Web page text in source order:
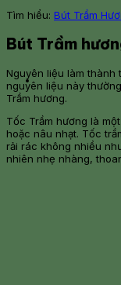
Tìm hiểu: Bút Trầm
Bút Trầm
Nguyên liệu làm thành
nguyên liệu này
Trầm hương.
Tốc Trầm hương là
hoặc nâu nhạt. Tốc
rải rác không nhiều
nhiên nhẹ nhàng,